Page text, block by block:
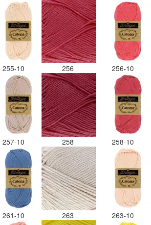
255-10 256 256-10
257-10 258 258-10
261-10 263 263-10